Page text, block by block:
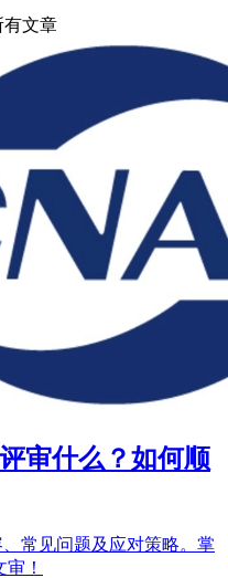
有文章
审什么？如何顺
常见问题及应对策略。掌
！